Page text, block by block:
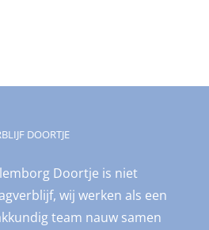
DOORTJE
Doortje is niet
wij werken als een
team nauw samen